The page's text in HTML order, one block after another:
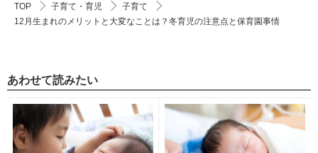
TOP 子育て・育児
子育て
12月生まれのメリットと大変なことは？冬育児の注意点と保育園事情
あわせて読みたい